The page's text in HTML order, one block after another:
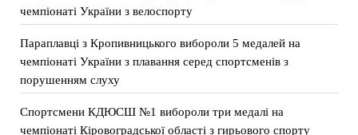
чемпіонаті України з велоспорту
Параплавці з Кропивницького вибороли 5 медалей на
чемпіонаті України з плавання серед спортсменів з
порушенням слуху
Спортсмени КДЮСШ №1 вибороли три медалі на
чемпіонаті Кіровоградської області з гирьового спорту